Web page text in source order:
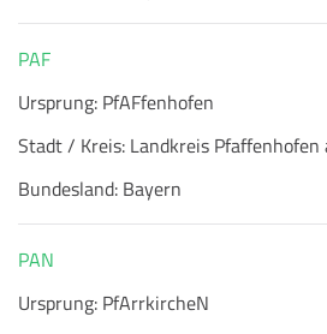
PAF
Ursprung: PfAFfenhofen
Stadt / Kreis: Landkreis Pfaffenhofen
Bundesland: Bayern
PAN
Ursprung: PfArrkircheN